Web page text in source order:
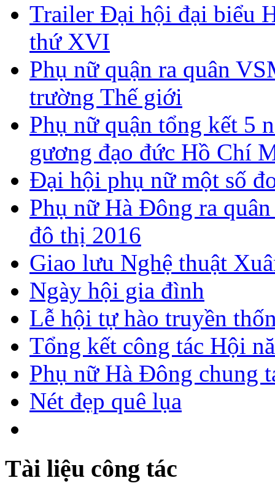
Trailer Đại hội đại biểu
thứ XVI
Phụ nữ quận ra quân
trường Thế giới
Phụ nữ quận tổng kết 5
gương đạo đức Hồ Chí
Đại hội phụ nữ một số
Phụ nữ Hà Đông ra
đô thị 2016
Giao lưu Nghệ thuật
Ngày hội gia đình
Lễ hội tự hào truyền
Tổng kết công tác Hội
Phụ nữ Hà Đông chung
Nét đẹp quê lụa
Tài liệu công tác